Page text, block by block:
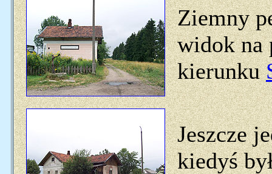
Ziemny
widok na
kierunku
Jeszcze
kiedyś